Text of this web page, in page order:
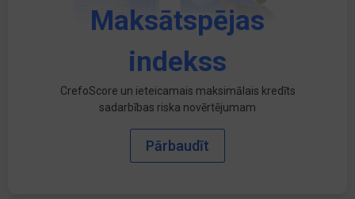
Maksātspējas
indekss
CrefoScore un ieteicamais maksimālais kredīts
sadarbības riska novērtējumam
Pārbaudīt